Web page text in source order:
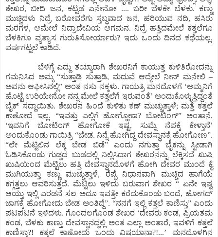
ಶೇಖರ, ಬೀದಿ ಜನ, ಕಟ್ಟಡ ಏನೇನೋ .... ಬರೀ ಬೆಳಕೇ ಬೆಳಕು. ಕಣ್ಣು
ಮುಚ್ಚಿದಳು ನಿದ್ರೆ ಬರೋವರೆಗು ಸ್ತಬ್ಧವಾದ ಜನ, ಹರಿಯುವ ನದಿ, ಹಸಿರು
ಮರಗಳ, ಆಮೇಲೆ ನಿದ್ರಾದೇವಿಯ ಆಗಮನ. ನಿದ್ರೆ ಹತ್ತಿದಮೇಲೆ ಕತ್ತಲೆಗೂ
ಬೆಳಕಿಗೂ ವ್ಯತ್ಯಾಸ ಗುರುತಿಸೋರ್ಯಾರು? ಇದು ಒಂದು ದಿನದ ಕಥೆಯಲ್ಲ.
ವರ್ಷಗಟ್ಟಲೆ ಕಾಡಿದೆ.
ಬೆಳಿಗ್ಗೆ ಎದ್ದು ತಯ್ಯಾರಾಗಿ ಶೇಖರನಿಗೆ ಕಾಯುತ್ತ ಕುಳಿತಿರೋದನ್ನು
ಗಮನಿಸಿದ ಅಮ್ಮ “ಸುತ್ತಾಡಿ ಸುತ್ತಾಡಿ, ಮದುವೆ ಆದ್ಮೇಲೆ ನೀನ್ ಮನೇಲಿ –
ಅವನು ಆಫೀಸಿನಲ್ಲಿ” ಅಂತ ನಸು ನಕ್ಕಳು. ಗಾಯತ್ರಿ ಮನದೊಳಗೆ ‘ಅಮ್ಮನಿಗೆ
ಹೊಟ್ಟೆ ಉರಿಯೇನೋ ನನ್ನ ಮೇಲೆ ಕತ್ತಲೆಗೆ ಇರುವಂತೆ’ ಅಂದುಕೊಳ್ಳುತ್ತಿದ್ದಂತೆ
ಬೈಕ್ ಸದ್ದಾಯಿತು. ಶೇಖರನ ಹಿಂದೆ ಕುಳಿತು ಕಣ್ ಮುಚ್ಚುತ್ತಾಳೆ; ಮತ್ತೆ ಕತ್ತಲೆ
ಕಾಣೋದೆ ಇಲ್ಲ. “ಇವತ್ತು ಎಲ್ಲಿಗೆ ಹೋಗ್ಹೋಣ? ಬೋಟಿಂಗ್” ಅಂತಾನೆ.
‘ಇವನಿಗೆ ಬೋಟಿಂಗ್ ಹೋಗೋಕೆ ಇಷ್ಟ. ಸುಮ್ನೆ ನೆಪಕ್ಕೆ ಕೇಳ್ತಾನೆ’
ಅಂದುಕೊಂಡು ಗಾಯಿತ್ರಿ “ಬೇಡ. ನಿನ್ನೆ ಹೋಗಿದ್ದ ದೇವಸ್ಥಾನಕ್ಕೆ ಹೋಗೋಣ”.
“ಲೇ ಮೆಟ್ಟಿಲಿನ ಲೆಕ್ಕ ಬೇಡ ಬಿಡೆ” ಎಂದು ನಗುತ್ತಾ ಬೈಕನ್ನು ಸ್ಪೀಡಾಗಿ
ಓಡಿಸಿಕೊಂಡು ಗುಡ್ಡದ ಬುಡದಲ್ಲಿ ನಿಲ್ಲಿಸಿದಾಗ ಶೇಖರನನ್ನು ಲೆಕ್ಕಿಸದೆ ಖುಷಿ
ಖುಷಿಯಿಂದ ಮೆಟ್ಟಿಲು ಹತ್ತಿ ದೇವಸ್ಥಾನದೊಳಗೆ ಹೋಗಿ ದೇವರ ಮುಂದೆ ಕೈ
ಮುಗಿಯುತ್ತಾ ಕಣ್ಣು ಮುಚ್ಚುತ್ತಾಳೆ, ರೆಪ್ಪೆ ನಿಧಾನವಾಗಿ ಮುಚ್ಚಿದ ಹಾಗೆಯೆ
ಕಗ್ಗತ್ತಲು ಆವರಿಸುತ್ತದೆ. ಮೆಟ್ಟಿಲು ಇಳಿದು ಬರುವಾಗ ಶೇಖರ “ ಏನೇ ಇಷ್ಟ
ಆಯ್ತು ಇಲ್ಲಿ ಎರಡನೆ ಸಲ ಅದೂ ಇವತ್ತೇ ಕರೆದುಕೊಂಡು ಬಂದೆ, ಹೋಗದ್
ಜಾಗಕ್ಕೆ ಹೋಗೋದು ಬೇಡ ಅಂತಿದ್ದೆ”. “ನನಗೆ ಇಲ್ಲಿ ಕತ್ತಲೆ ಕಾಣಿಸ್ತು” ಎಂದು
ಪಟಪಟನೆ ಇಳಿದಳು. ಗೊಂದಲಗೊಂಡ ಶೇಖರ ‘ದೇವರು ಕಂಡ, ಪ್ರಿಯತಮ
ಕಂಡ, ಬೆಳಕು ಕಾಣ್ತು ದೇವಸ್ಥಾನದ್ದಲ್ಲಿ ಅಂತ ಎಲ್ಲಾ ಅಂತಾರೆ, ಇವಳಿಗೆ ಕತ್ತಲೆ
ಕಾಣಿಸ್ತಾ?! ಕತ್ತಲೆ ಕಾಣೋದು ಒಂದು ವಿಷಯಾನಾ?!...’ ಮನದೊಳಗಿನ